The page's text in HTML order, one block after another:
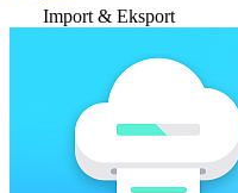
Import & Eksport